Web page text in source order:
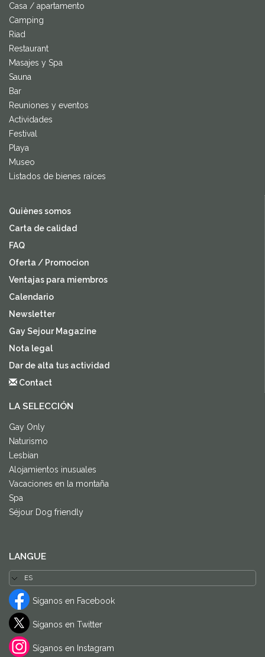
Casa / apartamento
Camping
Riad
Restaurant
Masajes y Spa
Sauna
Bar
Reuniones y eventos
Actividades
Festival
Playa
Museo
Listados de bienes raíces
Quiènes somos
Carta de calidad
FAQ
Oferta / Promocion
Ventajas para miembros
Calendario
Newsletter
Gay Sejour Magazine
Nota legal
Dar de alta tus actividad
Contact
LA SELECCIÓN
Gay Only
Naturismo
Lesbian
Alojamientos inusuales
Vacaciones en la montaña
Spa
Séjour Dog friendly
LANGUE
Síganos en Facebook
Síganos en Twitter
Síganos en Instagram